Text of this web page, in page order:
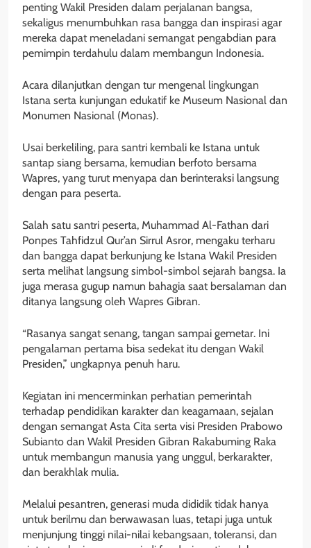
penting Wakil Presiden dalam perjalanan bangsa,
sekaligus menumbuhkan rasa bangga dan inspirasi agar
mereka dapat meneladani semangat pengabdian para
pemimpin terdahulu dalam membangun Indonesia.
Acara dilanjutkan dengan tur mengenal lingkungan
Istana serta kunjungan edukatif ke Museum Nasional dan
Monumen Nasional (Monas).
Usai berkeliling, para santri kembali ke Istana untuk
santap siang bersama, kemudian berfoto bersama
Wapres, yang turut menyapa dan berinteraksi langsung
dengan para peserta.
Salah satu santri peserta, Muhammad Al-Fathan dari
Ponpes Tahfidzul Qur’an Sirrul Asror, mengaku terharu
dan bangga dapat berkunjung ke Istana Wakil Presiden
serta melihat langsung simbol-simbol sejarah bangsa. Ia
juga merasa gugup namun bahagia saat bersalaman dan
ditanya langsung oleh Wapres Gibran.
“Rasanya sangat senang, tangan sampai gemetar. Ini
pengalaman pertama bisa sedekat itu dengan Wakil
Presiden,” ungkapnya penuh haru.
Kegiatan ini mencerminkan perhatian pemerintah
terhadap pendidikan karakter dan keagamaan, sejalan
dengan semangat Asta Cita serta visi Presiden Prabowo
Subianto dan Wakil Presiden Gibran Rakabuming Raka
untuk membangun manusia yang unggul, berkarakter,
dan berakhlak mulia.
Melalui pesantren, generasi muda dididik tidak hanya
untuk berilmu dan berwawasan luas, tetapi juga untuk
menjunjung tinggi nilai-nilai kebangsaan, toleransi, dan